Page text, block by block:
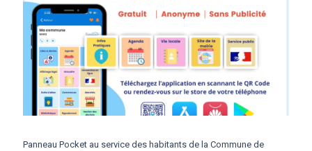
Panneau Pocket au service des habitants de la Commune de